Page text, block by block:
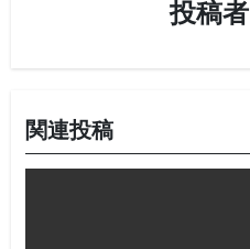
投稿者
関連投稿